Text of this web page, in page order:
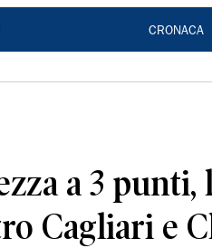
CRONACA
a 3 punti,
Cagliari e